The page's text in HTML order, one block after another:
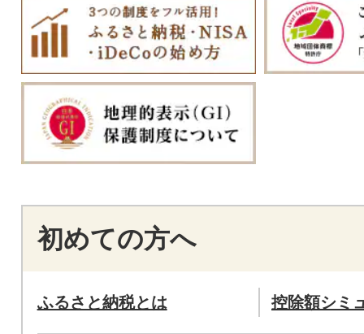
初めての方へ
ふるさと納税とは 控除額シミ